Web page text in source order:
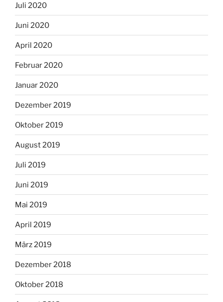
Juli 2020
Juni 2020
April 2020
Februar 2020
Januar 2020
Dezember 2019
Oktober 2019
August 2019
Juli 2019
Juni 2019
Mai 2019
April 2019
März 2019
Dezember 2018
Oktober 2018